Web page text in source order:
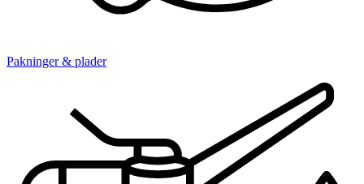
Pakninger & plader